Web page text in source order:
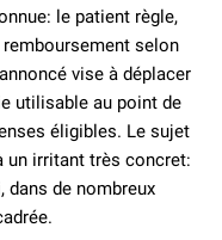
le patient règle,
selon
vise à déplacer
utilisable au point de
éligibles. Le sujet
un irritant très concret:
dans de nombreux